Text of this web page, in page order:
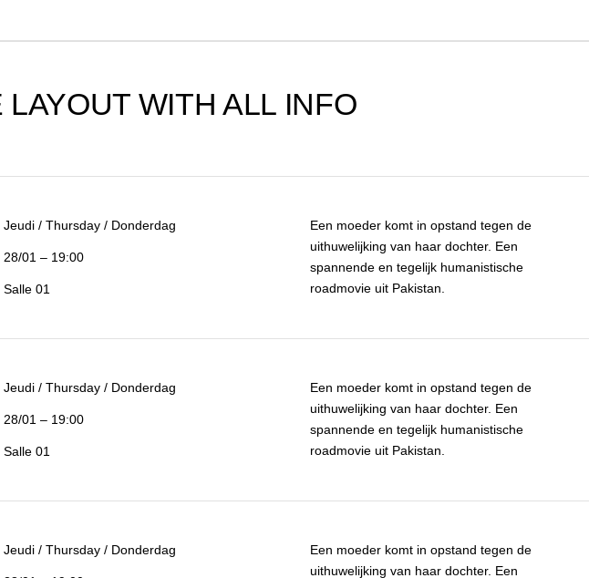
WITH ALL INFO
Jeudi / Thursday / Donderdag
28/01 – 19:00
Salle 01
Een moeder komt in opstand tegen de
uithuwelijking van haar dochter. Een
spannende en tegelijk humanistische
roadmovie uit Pakistan.
Jeudi / Thursday / Donderdag
28/01 – 19:00
Salle 01
Een moeder komt in opstand tegen de
uithuwelijking van haar dochter. Een
spannende en tegelijk humanistische
roadmovie uit Pakistan.
Jeudi / Thursday / Donderdag
Een moeder komt in opstand tegen de
uithuwelijking van haar dochter. Een